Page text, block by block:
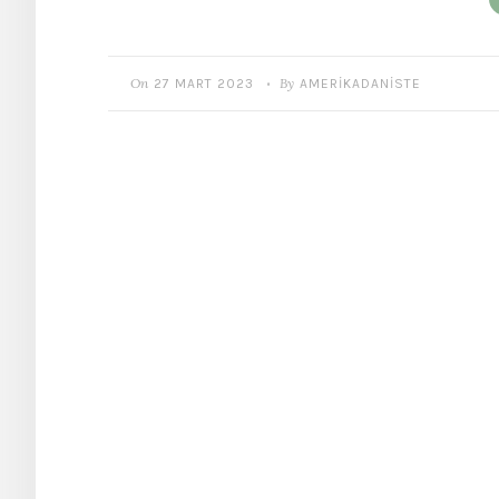
On 27 MART 2023 • By AMERIKADANISTE